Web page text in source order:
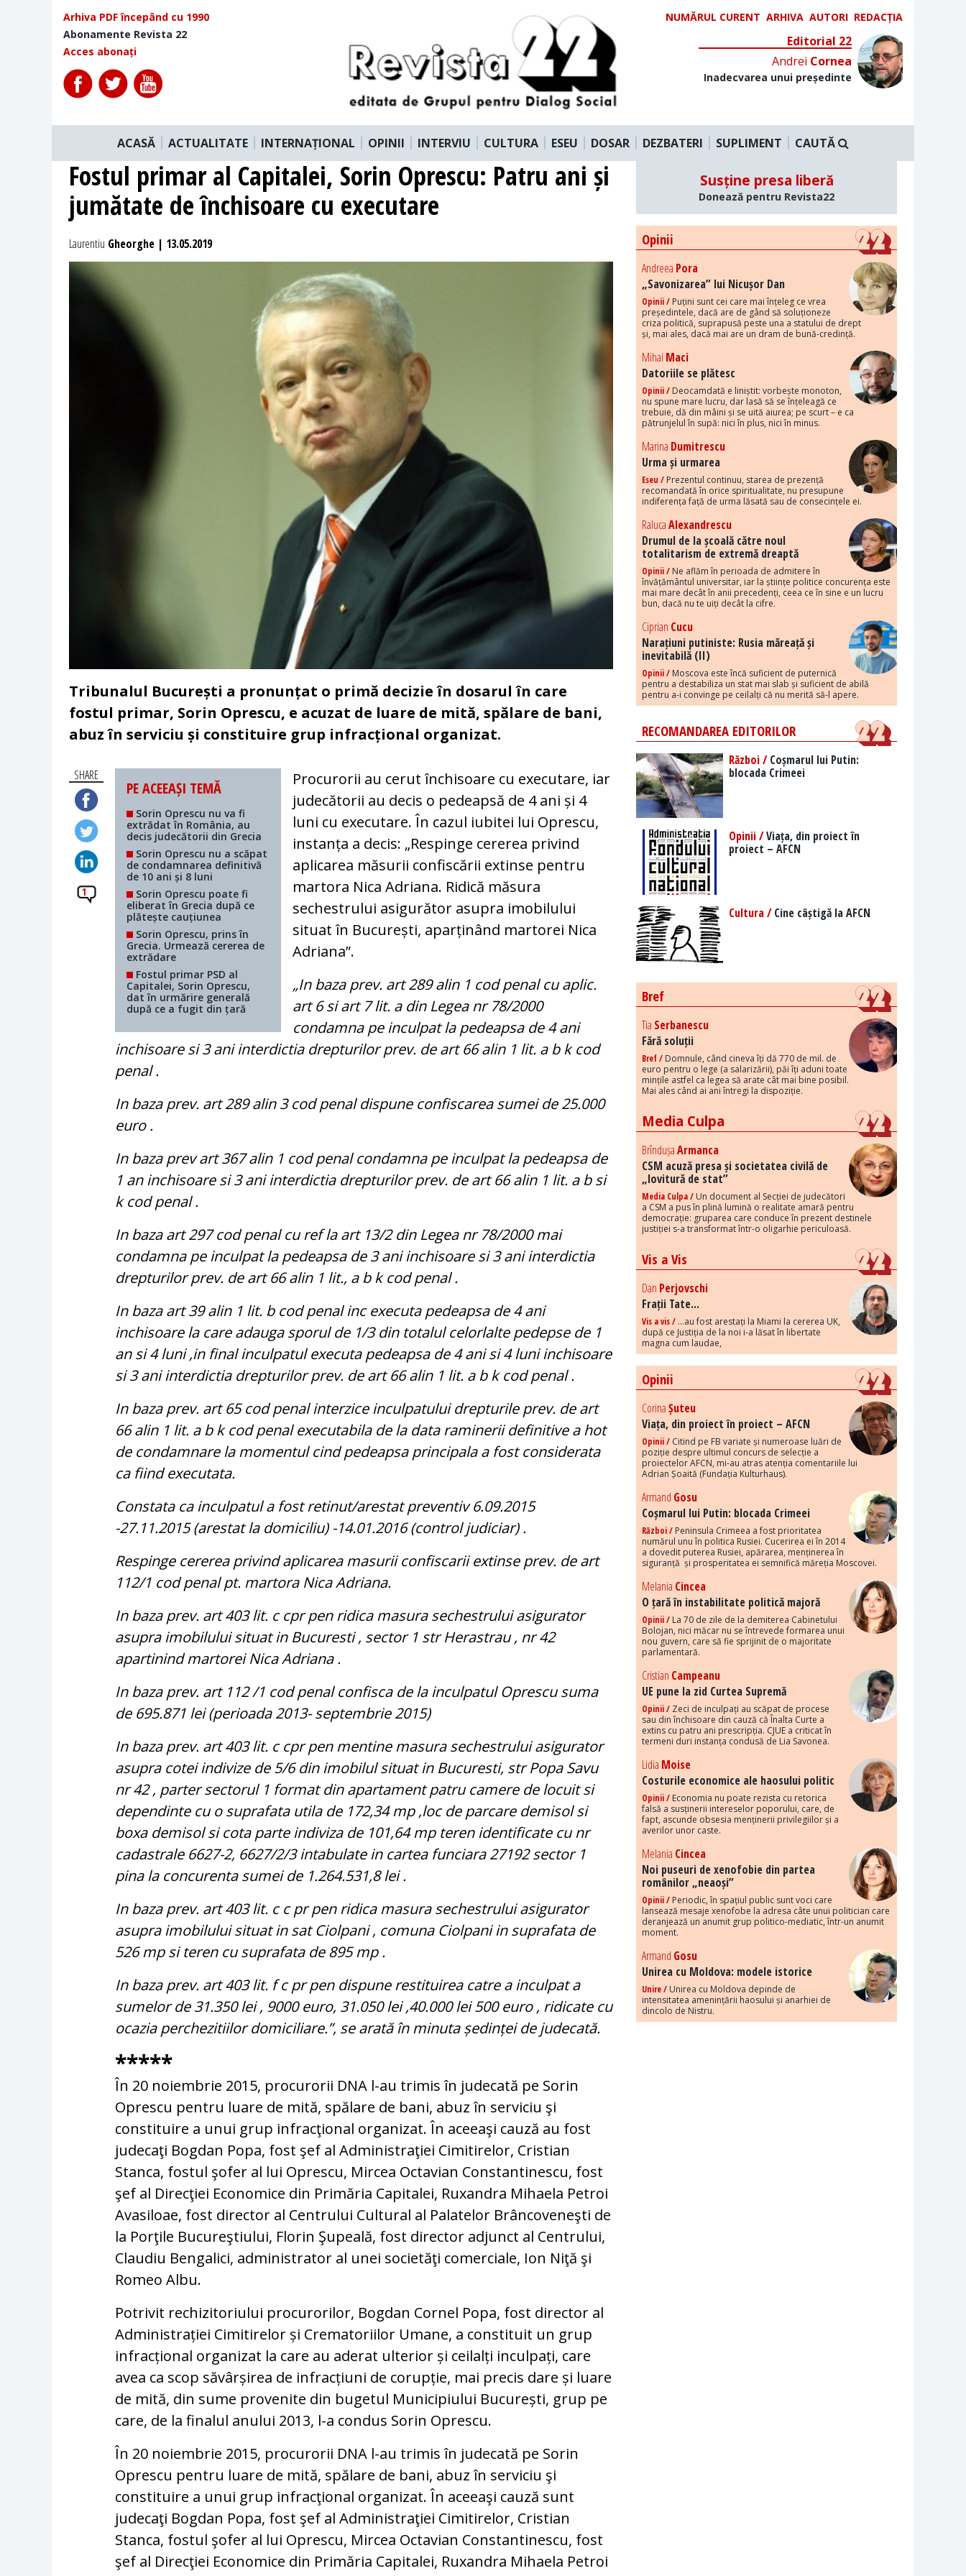
Arhiva PDF începând cu 1990
Abonamente Revista 22
Acces abonați
NUMĂRUL CURENT ARHIVA AUTORI REDACȚIA
Editorial 22
Andrei Cornea
Inadecvarea unui președinte
ACASĂ ACTUALITATE INTERNAȚIONAL OPINII INTERVIU CULTURA ESEU DOSAR DEZBATERI SUPLIMENT CAUTĂ
Fostul primar al Capitalei, Sorin Oprescu: Patru ani și
jumătate de închisoare cu executare
Laurentiu Gheorghe | 13.05.2019
Tribunalul București a pronunțat o primă decizie în dosarul în care
fostul primar, Sorin Oprescu, e acuzat de luare de mită, spălare de bani,
abuz în serviciu și constituire grup infracțional organizat.
SHARE
1
PE ACEEAȘI TEMĂ
Sorin Oprescu nu va fi
extrădat în România, au
decis judecătorii din Grecia
Sorin Oprescu nu a scăpat
de condamnarea definitivă
de 10 ani și 8 luni
Sorin Oprescu poate fi
eliberat în Grecia după ce
plătește cauțiunea
Sorin Oprescu, prins în
Grecia. Urmează cererea de
extrădare
Fostul primar PSD al
Capitalei, Sorin Oprescu,
dat în urmărire generală
după ce a fugit din țară
Procurorii au cerut închisoare cu executare, iar
judecătorii au decis o pedeapsă de 4 ani și 4
luni cu executare. În cazul iubitei lui Oprescu,
instanța a decis: „Respinge cererea privind
aplicarea măsurii confiscării extinse pentru
martora Nica Adriana. Ridică măsura
sechestrului asigurător asupra imobilului
situat în București, aparținând martorei Nica
Adriana”.
„In baza prev. art 289 alin 1 cod penal cu aplic.
art 6 si art 7 lit. a din Legea nr 78/2000
condamna pe inculpat la pedeapsa de 4 ani
inchisoare si 3 ani interdictia drepturilor prev. de art 66 alin 1 lit. a b k cod
penal .
In baza prev. art 289 alin 3 cod penal dispune confiscarea sumei de 25.000
euro .
In baza prev art 367 alin 1 cod penal condamna pe inculpat la pedeapsa de
1 an inchisoare si 3 ani interdictia drepturilor prev. de art 66 alin 1 lit. a b si
k cod penal .
In baza art 297 cod penal cu ref la art 13/2 din Legea nr 78/2000 mai
condamna pe inculpat la pedeapsa de 3 ani inchisoare si 3 ani interdictia
drepturilor prev. de art 66 alin 1 lit., a b k cod penal .
In baza art 39 alin 1 lit. b cod penal inc executa pedeapsa de 4 ani
inchisoare la care adauga sporul de 1/3 din totalul celorlalte pedepse de 1
an si 4 luni ,in final inculpatul executa pedeapsa de 4 ani si 4 luni inchisoare
si 3 ani interdictia drepturilor prev. de art 66 alin 1 lit. a b k cod penal .
In baza prev. art 65 cod penal interzice inculpatului drepturile prev. de art
66 alin 1 lit. a b k cod penal executabila de la data raminerii definitive a hot
de condamnare la momentul cind pedeapsa principala a fost considerata
ca fiind executata.
Constata ca inculpatul a fost retinut/arestat preventiv 6.09.2015
-27.11.2015 (arestat la domiciliu) -14.01.2016 (control judiciar) .
Respinge cererea privind aplicarea masurii confiscarii extinse prev. de art
112/1 cod penal pt. martora Nica Adriana.
In baza prev. art 403 lit. c cpr pen ridica masura sechestrului asigurator
asupra imobilului situat in Bucuresti , sector 1 str Herastrau , nr 42
apartinind martorei Nica Adriana .
In baza prev. art 112 /1 cod penal confisca de la inculpatul Oprescu suma
de 695.871 lei (perioada 2013- septembrie 2015)
In baza prev. art 403 lit. c cpr pen mentine masura sechestrului asigurator
asupra cotei indivize de 5/6 din imobilul situat in Bucuresti, str Popa Savu
nr 42 , parter sectorul 1 format din apartament patru camere de locuit si
dependinte cu o suprafata utila de 172,34 mp ,loc de parcare demisol si
boxa demisol si cota parte indiviza de 101,64 mp teren identificate cu nr
cadastrale 6627-2, 6627/2/3 intabulate in cartea funciara 27192 sector 1
pina la concurenta sumei de 1.264.531,8 lei .
In baza prev. art 403 lit. c c pr pen ridica masura sechestrului asigurator
asupra imobilului situat in sat Ciolpani , comuna Ciolpani in suprafata de
526 mp si teren cu suprafata de 895 mp .
In baza prev. art 403 lit. f c pr pen dispune restituirea catre a inculpat a
sumelor de 31.350 lei , 9000 euro, 31.050 lei ,40.000 lei 500 euro , ridicate cu
ocazia perchezitiilor domiciliare.”, se arată în minuta ședinței de judecată.
*****
În 20 noiembrie 2015, procurorii DNA l-au trimis în judecată pe Sorin
Oprescu pentru luare de mită, spălare de bani, abuz în serviciu şi
constituire a unui grup infracţional organizat. În aceeaşi cauză au fost
judecaţi Bogdan Popa, fost şef al Administraţiei Cimitirelor, Cristian
Stanca, fostul şofer al lui Oprescu, Mircea Octavian Constantinescu, fost
şef al Direcţiei Economice din Primăria Capitalei, Ruxandra Mihaela Petroi
Avasiloae, fost director al Centrului Cultural al Palatelor Brâncoveneşti de
la Porţile Bucureştiului, Florin Şupeală, fost director adjunct al Centrului,
Claudiu Bengalici, administrator al unei societăţi comerciale, Ion Niţă şi
Romeo Albu.
Potrivit rechizitoriului procurorilor, Bogdan Cornel Popa, fost director al
Administrației Cimitirelor și Crematoriilor Umane, a constituit un grup
infracțional organizat la care au aderat ulterior și ceilalți inculpați, care
avea ca scop săvârșirea de infracțiuni de corupție, mai precis dare și luare
de mită, din sume provenite din bugetul Municipiului București, grup pe
care, de la finalul anului 2013, l-a condus Sorin Oprescu.
În 20 noiembrie 2015, procurorii DNA l-au trimis în judecată pe Sorin
Oprescu pentru luare de mită, spălare de bani, abuz în serviciu şi
constituire a unui grup infracţional organizat. În aceeaşi cauză sunt
judecaţi Bogdan Popa, fost şef al Administraţiei Cimitirelor, Cristian
Stanca, fostul şofer al lui Oprescu, Mircea Octavian Constantinescu, fost
şef al Direcţiei Economice din Primăria Capitalei, Ruxandra Mihaela Petroi
Susține presa liberă
Donează pentru Revista22
Opinii
Andreea Pora
„Savonizarea” lui Nicușor Dan
Opinii / Puțini sunt cei care mai înțeleg ce vrea
președintele, dacă are de gând să soluționeze
criza politică, suprapusă peste una a statului de drept
și, mai ales, dacă mai are un dram de bună-credință.
Mihai Maci
Datoriile se plătesc
Opinii / Deocamdată e liniștit: vorbește monoton,
nu spune mare lucru, dar lasă să se înțeleagă ce
trebuie, dă din mâini și se uită aiurea; pe scurt – e ca
pătrunjelul în supă: nici în plus, nici în minus.
Marina Dumitrescu
Urma și urmarea
Eseu / Prezentul continuu, starea de prezență
recomandată în orice spiritualitate, nu presupune
indiferența față de urma lăsată sau de consecințele ei.
RalucaAlexandrescu
Drumul de la școală către noul
totalitarism de extremă dreaptă
Opinii / Ne aflăm în perioada de admitere în
învățământul universitar, iar la științe politice concurența este
mai mare decât în anii precedenți, ceea ce în sine e un lucru
bun, dacă nu te uiți decât la cifre.
Ciprian Cucu
Narațiuni putiniste: Rusia măreață și
inevitabilă (II)
Opinii / Moscova este încă suficient de puternică
pentru a destabiliza un stat mai slab și suficient de abilă
pentru a-i convinge pe ceilalți că nu merită să-l apere.
RECOMANDAREA EDITORILOR
Război /Coșmarul lui Putin:
blocada Crimeei
Opinii /Viața, din proiect în
proiect – AFCN
Cultura /Cine câștigă la AFCN
Bref
Tia Serbanescu
Fără soluții
Bref / Domnule, când cineva îți dă 770 de mil. de
euro pentru o lege (a salarizării), păi îți aduni toate
mințile astfel ca legea să arate cât mai bine posibil.
Mai ales când ai ani întregi la dispoziție.
Media Culpa
BrîndușaArmanca
CSM acuză presa și societatea civilă de
„lovitură de stat”
Media Culpa / Un document al Secției de judecători
a CSM a pus în plină lumină o realitate amară pentru
democrație: gruparea care conduce în prezent destinele
justiției s-a transformat într-o oligarhie periculoasă.
Vis a Vis
Dan Perjovschi
Frații Tate...
Vis a vis / ...au fost arestați la Miami la cererea UK,
după ce Justiția de la noi i-a lăsat în libertate
magna cum laudae,
Opinii
CorinaȘuteu
Viața, din proiect în proiect – AFCN
Opinii / Citind pe FB variate și numeroase luări de
poziție despre ultimul concurs de selecție a
proiectelor AFCN, mi-au atras atenția comentariile lui
Adrian Șoaită (Fundația Kulturhaus).
Armand Gosu
Coșmarul lui Putin: blocada Crimeei
Război / Peninsula Crimeea a fost prioritatea
numărul unu în politica Rusiei. Cucerirea ei în 2014
a dovedit puterea Rusiei, apărarea, menținerea în
siguranță și prosperitatea ei semnifică măreția Moscovei.
Melania Cincea
O țară în instabilitate politică majoră
Opinii / La 70 de zile de la demiterea Cabinetului
Bolojan, nici măcar nu se întrevede formarea unui
nou guvern, care să fie sprijinit de o majoritate
parlamentară.
Cristian Campeanu
UE pune la zid Curtea Supremă
Opinii / Zeci de inculpați au scăpat de procese
sau din închisoare din cauză că Înalta Curte a
extins cu patru ani prescripția. CJUE a criticat în
termeni duri instanța condusă de Lia Savonea.
Lidia Moise
Costurile economice ale haosului politic
Opinii / Economia nu poate rezista cu retorica
falsă a susținerii intereselor poporului, care, de
fapt, ascunde obsesia menținerii privilegiilor și a
averilor unor caste.
Melania Cincea
Noi puseuri de xenofobie din partea
românilor „neaoși”
Opinii / Periodic, în spațiul public sunt voci care
lansează mesaje xenofobe la adresa câte unui politician care
deranjează un anumit grup politico-mediatic, într-un anumit
moment.
Armand Gosu
Unirea cu Moldova: modele istorice
Unire / Unirea cu Moldova depinde de
intensitatea amenințării haosului și anarhiei de
dincolo de Nistru.